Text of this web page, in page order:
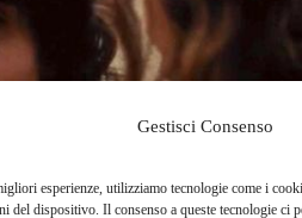
Gestisci Consenso
esperienze, utilizziamo tecnologie come i
del dispositivo. Il consenso a queste tecnologie ci